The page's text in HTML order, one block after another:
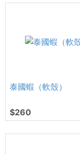
泰國蝦（軟殼）
$260